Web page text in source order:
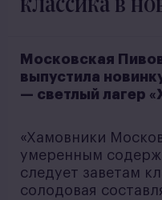
Московская
выпустила
— светлый лагер
«Хамовники
умеренным
следует заветам
солодовая